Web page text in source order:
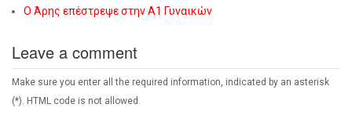
Ο Άρης επέστρεψε στην Α1 Γυναικών
Leave a comment
Make sure you enter all the required information, indicated by an asterisk
(*). HTML code is not allowed.